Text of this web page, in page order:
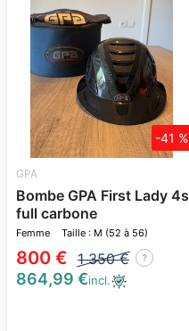
GPA
Bombe GPA First Lady 4s
full carbone
Femme Taille : M (52 à 56)
800 € 1 350 € ?
-41 %
864,99 €incl.